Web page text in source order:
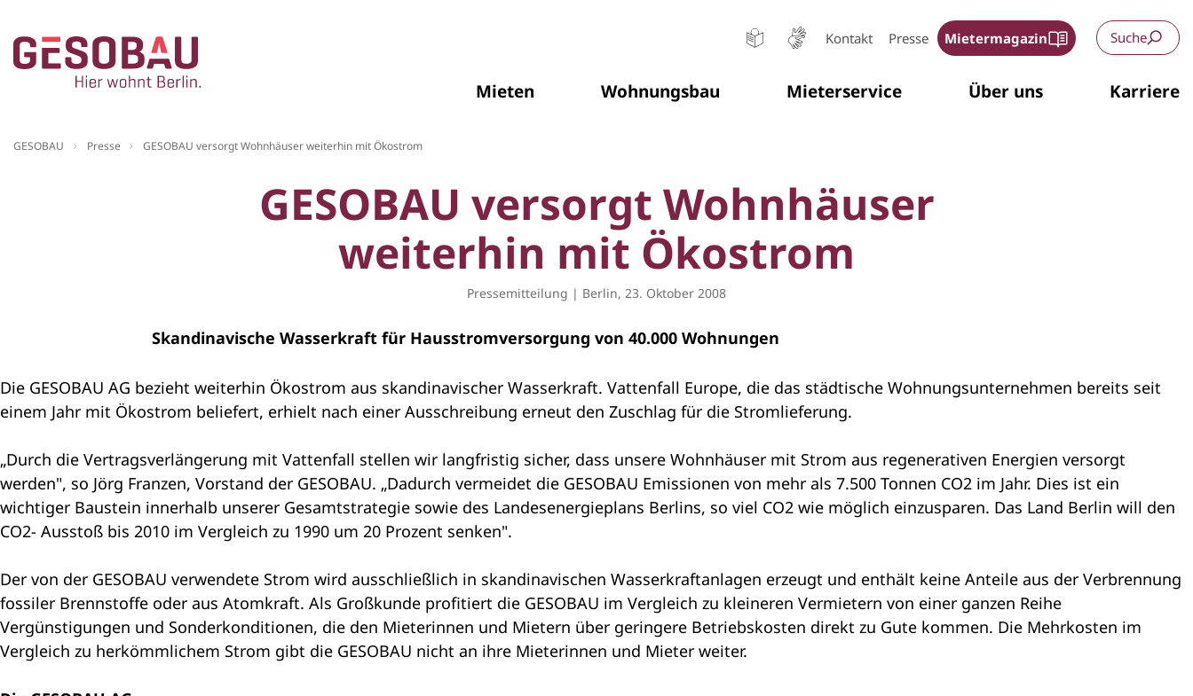
ZUM HAUPTINHALT SPRINGEN
Zur Startseite Kontakt Presse Mietermagazin Suche
Mieten Wohnungsbau Mieterservice Über uns Karriere
Sie befinden sich hier:
GESOBAU Presse GESOBAU versorgt Wohnhäuser weiterhin mit Ökostrom
GESOBAU versorgt Wohnhäuser
weiterhin mit Ökostrom
Pressemitteilung | Berlin, 23. Oktober 2008
Skandinavische Wasserkraft für Hausstromversorgung von 40.000 Wohnungen
Die GESOBAU AG bezieht weiterhin Ökostrom aus skandinavischer Wasserkraft. Vattenfall Europe, die das städtische Wohnungsunternehmen bereits seit
einem Jahr mit Ökostrom beliefert, erhielt nach einer Ausschreibung erneut den Zuschlag für die Stromlieferung.
„Durch die Vertragsverlängerung mit Vattenfall stellen wir langfristig sicher, dass unsere Wohnhäuser mit Strom aus regenerativen Energien versorgt
werden", so Jörg Franzen, Vorstand der GESOBAU. „Dadurch vermeidet die GESOBAU Emissionen von mehr als 7.500 Tonnen CO2 im Jahr. Dies ist ein
wichtiger Baustein innerhalb unserer Gesamtstrategie sowie des Landesenergieplans Berlins, so viel CO2 wie möglich einzusparen. Das Land Berlin will den
CO2- Ausstoß bis 2010 im Vergleich zu 1990 um 20 Prozent senken".
Der von der GESOBAU verwendete Strom wird ausschließlich in skandinavischen Wasserkraftanlagen erzeugt und enthält keine Anteile aus der Verbrennung
fossiler Brennstoffe oder aus Atomkraft. Als Großkunde profitiert die GESOBAU im Vergleich zu kleineren Vermietern von einer ganzen Reihe
Vergünstigungen und Sonderkonditionen, die den Mieterinnen und Mietern über geringere Betriebskosten direkt zu Gute kommen. Die Mehrkosten im
Vergleich zu herkömmlichem Strom gibt die GESOBAU nicht an ihre Mieterinnen und Mieter weiter.